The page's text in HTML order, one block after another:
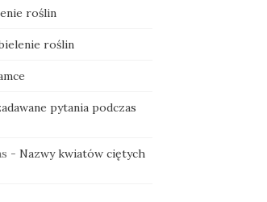
roślin
roślin
pytania podczas
- Nazwy kwiatów ciętych